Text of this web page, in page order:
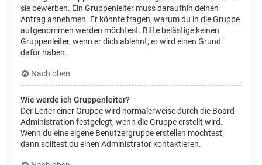
sie bewerben. Ein Gruppenleiter muss daraufhin deinen
Antrag annehmen. Er könnte fragen, warum du in die Gruppe
aufgenommen werden möchtest. Bitte belästige keinen
Gruppenleiter, wenn er dich ablehnt, er wird einen Grund
dafür haben.
Nach oben
Wie werde ich Gruppenleiter?
Der Leiter einer Gruppe wird normalerweise durch die Board-
Administration festgelegt, wenn die Gruppe erstellt wird.
Wenn du eine eigene Benutzergruppe erstellen möchtest,
dann solltest du einen Administrator kontaktieren.